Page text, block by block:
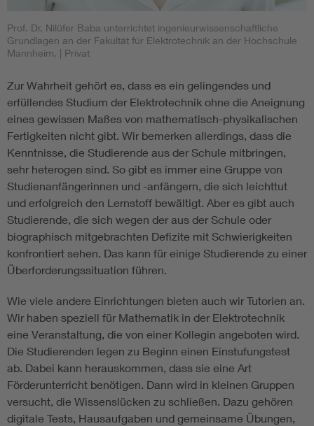
Prof. Dr. Nilüfer Baba unterrichtet ingenieurwissenschaftliche
Grundlagen an der Fakultät für Elektrotechnik an der Hochschule
Mannheim. | Privat
Zur Wahrheit gehört es, dass es ein gelingendes und
erfüllendes Studium der Elektrotechnik ohne die Aneignung
eines gewissen Maßes von mathematisch-physikalischen
Fertigkeiten nicht gibt. Wir bemerken allerdings, dass die
Kenntnisse, die Studierende aus der Schule mitbringen,
sehr heterogen sind. So gibt es immer eine Gruppe von
Studienanfängerinnen und -anfängern, die sich leichttut
und erfolgreich den Lernstoff bewältigt. Aber es gibt auch
Studierende, die sich wegen der aus der Schule oder
biographisch mitgebrachten Defizite mit Schwierigkeiten
konfrontiert sehen. Das kann für einige Studierende zu einer
Überforderungssituation führen.
Wie viele andere Einrichtungen bieten auch wir Tutorien an.
Wir haben speziell für Mathematik in der Elektrotechnik
eine Veranstaltung, die von einer Kollegin angeboten wird.
Die Studierenden legen zu Beginn einen Einstufungstest
ab. Dabei kann herauskommen, dass sie eine Art
Förderunterricht benötigen. Dann wird in kleinen Gruppen
versucht, die Wissenslücken zu schließen. Dazu gehören
digitale Tests, Hausaufgaben und gemeinsame Übungen,